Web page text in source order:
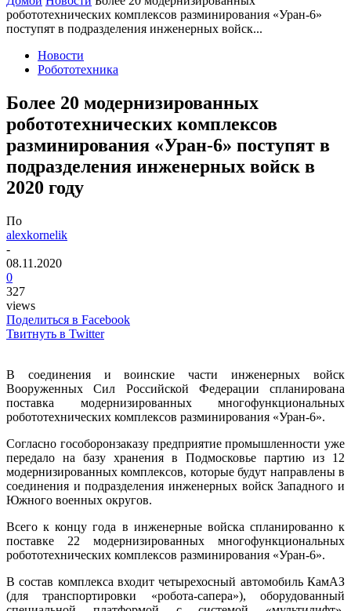
робототехнических комплексов разминирования «Уран-6»
поступят в подразделения инженерных войск...
Новости
Робототехника
Более 20 модернизированных
робототехнических комплексов
разминирования «Уран-6» поступят в
подразделения инженерных войск в
2020 году
По
alexkornelik
-
08.11.2020
0
327
views
Поделиться в Facebook
Твитнуть в Twitter
В соединения и воинские части инженерных войск
Вооруженных Сил Российской Федерации спланирована
поставка модернизированных многофункциональных
робототехнических комплексов разминирования «Уран-6».
Согласно гособоронзаказу предприятие промышленности уже
передало на базу хранения в Подмосковье партию из 12
модернизированных комплексов, которые будут направлены в
соединения и подразделения инженерных войск Западного и
Южного военных округов.
Всего к концу года в инженерные войска спланированно к
поставке 22 модернизированных многофункциональных
робототехнических комплексов разминирования «Уран-6».
В состав комплекса входит четырехосный автомобиль КамАЗ
(для транспортировки «робота-сапера»), оборудованный